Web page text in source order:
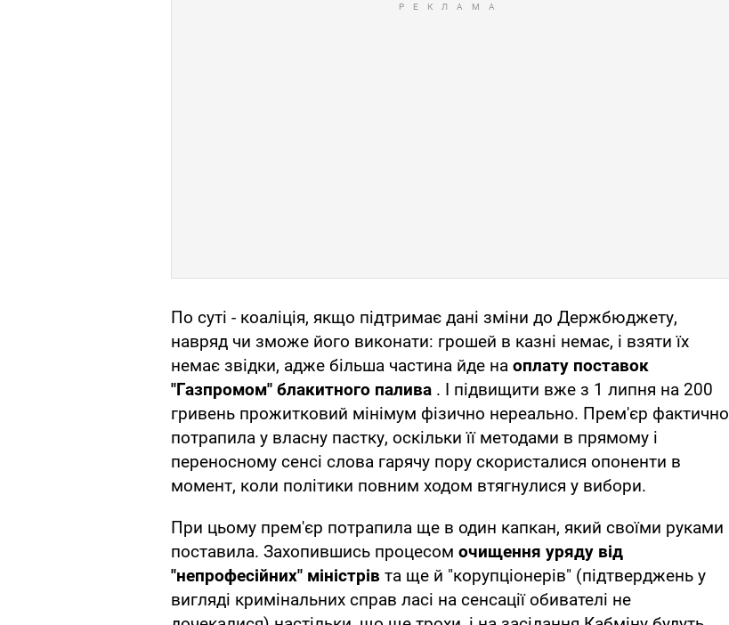
По суті - коаліція, якщо підтримає дані зміни до Держбюджету,
навряд чи зможе його виконати: грошей в казні немає, і взяти їх
немає звідки, адже більша частина йде на оплату поставок
"Газпромом" блакитного палива . І підвищити вже з 1 липня на 200
гривень прожитковий мінімум фізично нереально. Прем'єр фактично
потрапила у власну пастку, оскільки її методами в прямому і
переносному сенсі слова гарячу пору скористалися опоненти в
момент, коли політики повним ходом втягнулися у вибори.
При цьому прем'єр потрапила ще в один капкан, який своїми руками
поставила. Захопившись процесом очищення уряду від
"непрофесійних" міністрів та ще й "корупціонерів" (підтверджень у
вигляді кримінальних справ ласі на сенсації обивателі не